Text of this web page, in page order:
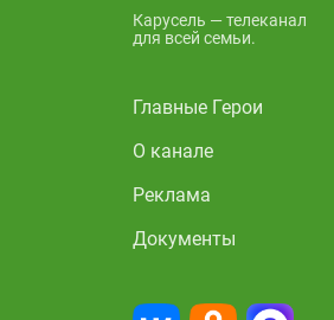
Карусель — телеканал
для всей семьи.
Главные Герои
О канале
Реклама
Документы